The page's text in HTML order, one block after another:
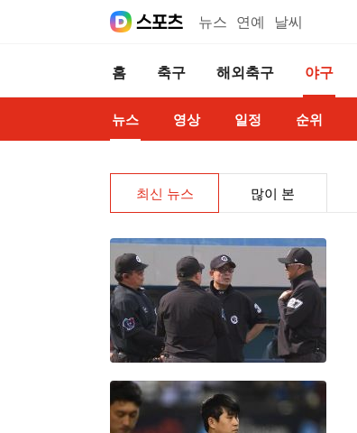
뉴스 연예 날씨
홈 축구 해외축구 야구
뉴스 영상 일정 순위
최신 뉴스 많이 본